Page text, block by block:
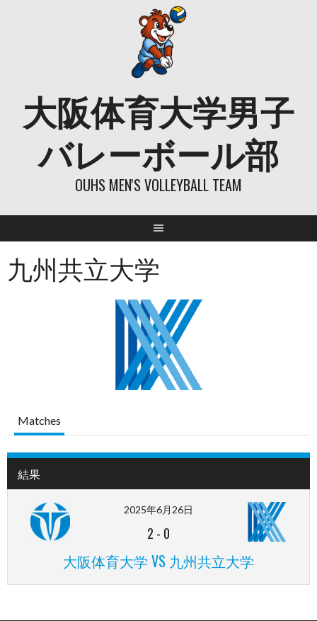
大阪体育大学男子
バレーボール部
OUHS MEN'S VOLLEYBALL TEAM
九州共立大学
Matches
結果
2025年6月26日
2 - 0
大阪体育大学 VS 九州共立大学